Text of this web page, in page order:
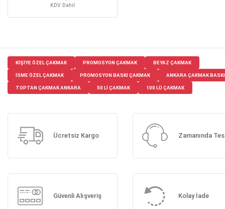
KDV Dahil
KIŞIYE ÖZEL ÇAKMAK PROMOSYON ÇAKMAK BEYAZ ÇAKMAK
ISME ÖZEL ÇAKMAK PROMOSYON BASKI ÇAKMAK ANKARA ÇAKMAK BASKI
TOPTAN ÇAKMAK ANKARA 50 LI ÇAKMAK 100 LÜ ÇAKMAK
Ücretsiz Kargo Zamanında
Güvenli Alışveriş Kolay İade